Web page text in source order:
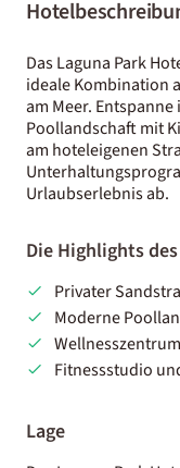
Das Laguna Park
ideale Kombination
am Meer.
Poollandschaft mit
am hoteleigenen
Urlaubserlebnis ab.
Die Highlights
Privater
Moderne
Fitnessstudio
Lage